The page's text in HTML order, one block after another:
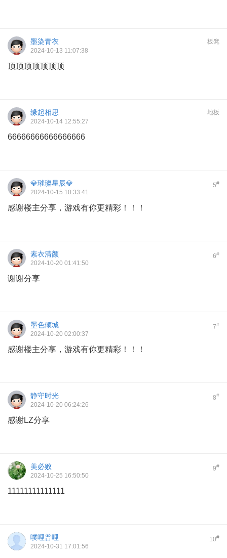
板凳
墨染青衣
2024-10-13 11:07:38
顶顶顶顶顶顶顶
地板
缘起相思
2024-10-14 12:55:27
66666666666666666
5#
💎璀璨星辰💎
2024-10-15 10:33:41
感谢楼主分享，游戏有你更精彩！！！
6#
素衣清颜
2024-10-20 01:41:50
谢谢分享
7#
墨色倾城
2024-10-20 02:00:37
感谢楼主分享，游戏有你更精彩！！！
8#
静守时光
2024-10-20 06:24:26
感谢LZ分享
9#
美必败
2024-10-25 16:50:50
11111111111111
10#
噗哩普哩
2024-10-31 17:01:56